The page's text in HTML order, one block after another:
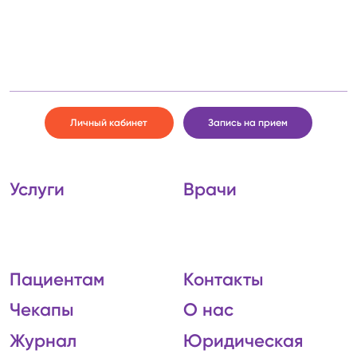
Личный кабинет Запись на прием
Услуги Врачи
Пациентам
Чекапы
Журнал
Контакты
О нас
Юридическая